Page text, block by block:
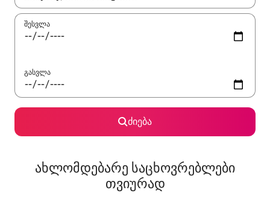
შესვლა
გასვლა
ძიება
ახლომდებარე საცხოვრებლები
თვიურად